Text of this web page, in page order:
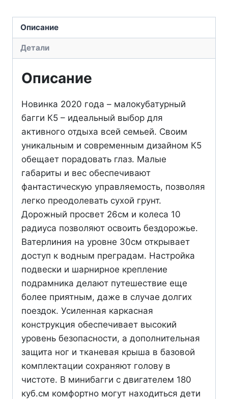
LDОписание
Детали
Описание
Новинка 2020 года – малокубатурный
багги К5 – идеальный выбор для
активного отдыха всей семьей. Своим
уникальным и современным дизайном К5
обещает порадовать глаз. Малые
габариты и вес обеспечивают
фантастическую управляемость, позволяя
легко преодолевать сухой грунт.
Дорожный просвет 26см и колеса 10
радиуса позволяют освоить бездорожье.
Ватерлиния на уровне 30см открывает
доступ к водным преградам. Настройка
подвески и шарнирное крепление
подрамника делают путешествие еще
более приятным, даже в случае долгих
поездок. Усиленная каркасная
конструкция обеспечивает высокий
уровень безопасности, а дополнительная
защита ног и тканевая крыша в базовой
комплектации сохраняют голову в
чистоте. В минибагги с двигателем 180
куб.см комфортно могут находиться дети